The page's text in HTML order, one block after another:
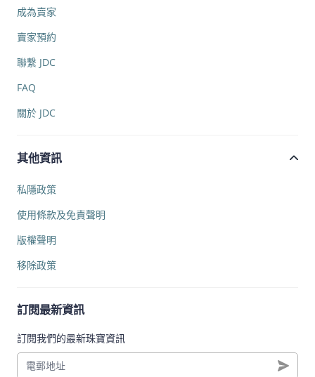
成為賣家
賣家預約
聯繫 JDC
FAQ
關於 JDC
其他資訊
私隱政策
使用條款及免責聲明
版權聲明
移除政策
訂閱最新資訊
訂閱我們的最新珠寶資訊